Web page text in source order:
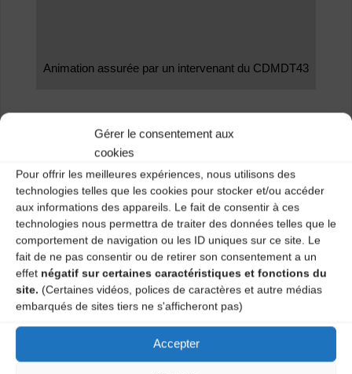
Gérer le consentement aux
cookies
Pour offrir les meilleures expériences, nous utilisons des
technologies telles que les cookies pour stocker et/ou accéder
aux informations des appareils. Le fait de consentir à ces
technologies nous permettra de traiter des données telles que le
comportement de navigation ou les ID uniques sur ce site. Le
fait de ne pas consentir ou de retirer son consentement a un
effet négatif sur certaines caractéristiques et fonctions du
site. (Certaines vidéos, polices de caractères et autre médias
embarqués de sites tiers ne s'afficheront pas)
Accepter
Animation assurée par un intervenant du CDMDT43